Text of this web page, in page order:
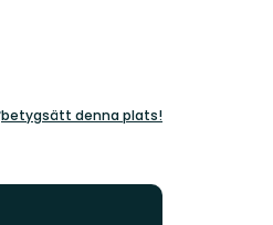
betygsätt denna plats!